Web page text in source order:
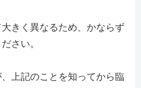
きく異なるため、かならず
さい。
上記のことを知ってから臨